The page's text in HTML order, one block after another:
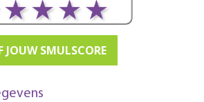
JOUW SMULSCORE